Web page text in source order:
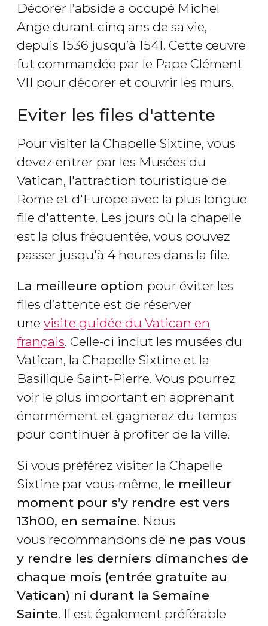
Décorer l’abside a occupé Michel
Ange durant cinq ans de sa vie,
depuis 1536 jusqu’à 1541. Cette œuvre
fut commandée par le Pape Clément
VII pour décorer et couvrir les murs.
Eviter les files d'attente
Pour visiter la Chapelle Sixtine, vous
devez entrer par les Musées du
Vatican, l'attraction touristique de
Rome et d'Europe avec la plus longue
file d'attente. Les jours où la chapelle
est la plus fréquentée, vous pouvez
passer jusqu'à 4 heures dans la file.
La meilleure option pour éviter les
files d’attente est de réserver
une visite guidée du Vatican en
français. Celle-ci inclut les musées du
Vatican, la Chapelle Sixtine et la
Basilique Saint-Pierre. Vous pourrez
voir le plus important en apprenant
énormément et gagnerez du temps
pour continuer à profiter de la ville.
Si vous préférez visiter la Chapelle
Sixtine par vous-même, le meilleur
moment pour s’y rendre est vers
13h00, en semaine. Nous
vous recommandons de ne pas vous
y rendre les derniers dimanches de
chaque mois (entrée gratuite au
Vatican) ni durant la Semaine
Sainte. Il est également préférable